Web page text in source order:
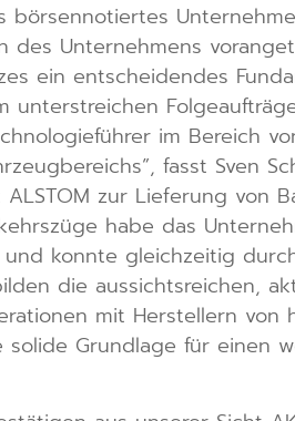
börsennotiertes
des Unternehmens
ein entscheidendes
unterstreichen
im Bereich
fasst Sven
zur Lieferung
habe das
konnte gleichzeitig
die aussichtsreichen,
mit Herstellern
solide Grundlage für einen